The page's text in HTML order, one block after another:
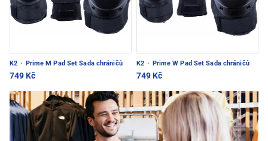
K2 · Prime M Pad Set Sada chráničů
749 Kč
K2 · Prime W Pad Set Sada chráničů
749 Kč